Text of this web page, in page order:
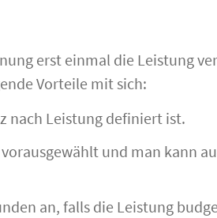
erst einmal die Leistung
Vorteile mit sich:
nach Leistung definiert ist.
und man kann
an, falls die Leistung